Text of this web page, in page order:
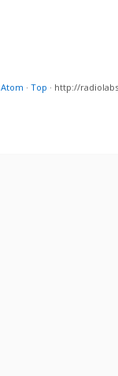
Atom · Top · http://